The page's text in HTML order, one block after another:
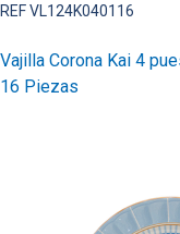
REF VL124K040116
Vajilla Corona Kai 4
16 Piezas